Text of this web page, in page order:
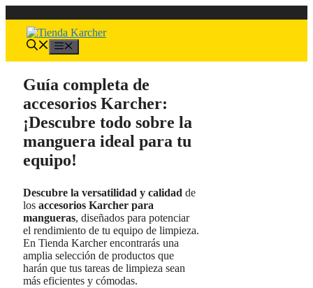
al
contenido
Guía completa de
accesorios Karcher:
¡Descubre todo sobre la
manguera ideal para tu
equipo!
Descubre la versatilidad y calidad de
los accesorios Karcher para
mangueras, diseñados para potenciar
el rendimiento de tu equipo de limpieza.
En Tienda Karcher encontrarás una
amplia selección de productos que
harán que tus tareas de limpieza sean
más eficientes y cómodas.